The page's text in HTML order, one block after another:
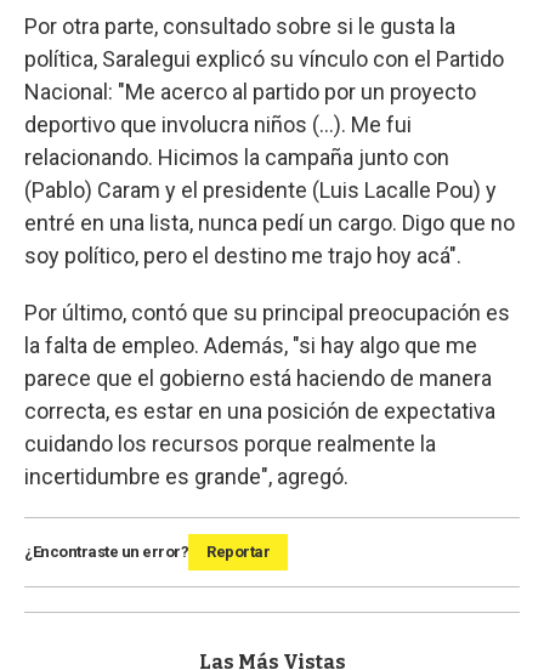
Por otra parte, consultado sobre si le gusta la
política, Saralegui explicó su vínculo con el Partido
Nacional: "Me acerco al partido por un proyecto
deportivo que involucra niños (...). Me fui
relacionando. Hicimos la campaña junto con
(Pablo) Caram y el presidente (Luis Lacalle Pou) y
entré en una lista, nunca pedí un cargo. Digo que no
soy político, pero el destino me trajo hoy acá".
Por último, contó que su principal preocupación es
la falta de empleo. Además, "si hay algo que me
parece que el gobierno está haciendo de manera
correcta, es estar en una posición de expectativa
cuidando los recursos porque realmente la
incertidumbre es grande", agregó.
¿Encontraste un error? Reportar
Las Más Vistas